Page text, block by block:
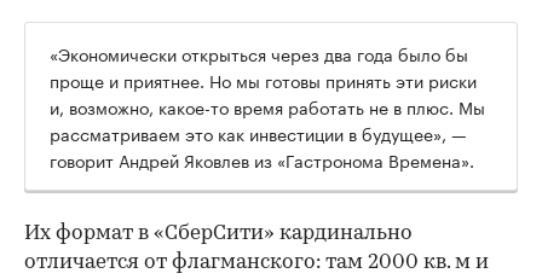
«Экономически открыться через два года было бы
проще и приятнее. Но мы готовы принять эти риски
и, возможно, какое-то время работать не в плюс. Мы
рассматриваем это как инвестиции в будущее», —
говорит Андрей Яковлев из «Гастронома Времена».
Их формат в «СберСити» кардинально
отличается от флагманского: там 2000 кв. м и